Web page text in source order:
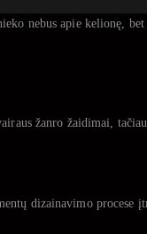
nebus apie kelionę,
žanro žaidimai, tačiau
dizainavimo procese